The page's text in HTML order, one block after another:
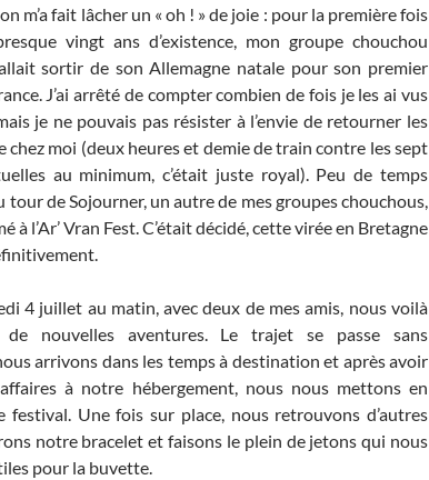
m’a fait lâcher un « oh ! » de joie : pour la première fois
vingt ans d’existence, mon groupe chouchou
sortir de son Allemagne natale pour son premier
J’ai arrêté de compter combien de fois je les ai vus
je ne pouvais pas résister à l’envie de retourner les
chez moi (deux heures et demie de train contre les sept
au minimum, c’était juste royal). Peu de temps
tour de Sojourner, un autre de mes groupes chouchous,
à l’Ar’ Vran Fest. C’était décidé, cette virée en Bretagne
4 juillet au matin, avec deux de mes amis, nous voilà
nouvelles aventures. Le trajet se passe sans
arrivons dans les temps à destination et après avoir
à notre hébergement, nous nous mettons en
festival. Une fois sur place, nous retrouvons d’autres
notre bracelet et faisons le plein de jetons qui nous
pour la buvette.